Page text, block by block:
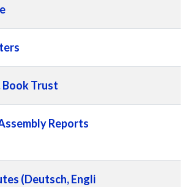
Book Trust
Reports
(Deutsch, Engli